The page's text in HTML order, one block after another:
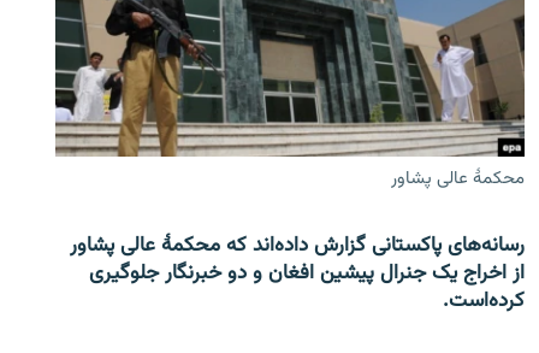
محکمۀ عالی پشاور
رسانه‌های پاکستانی گزارش داده‌اند که محکمۀ عالی پشاور
از اخراج یک جنرال پیشین افغان و دو خبرنگار جلوگیری
کرده‌است.